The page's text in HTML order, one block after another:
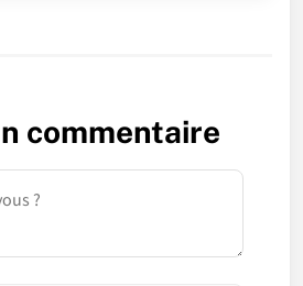
commentaire